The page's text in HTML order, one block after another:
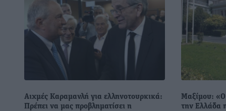
Αιχμές Καραμανλή για ελληνοτουρκικά:
Πρέπει να μας προβληματίσει η
Μαξίμου: «Ο
την Ελλάδα